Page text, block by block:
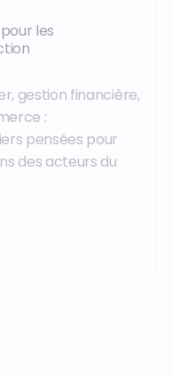
les
gestion financière,
:
pensées pour
des acteurs du